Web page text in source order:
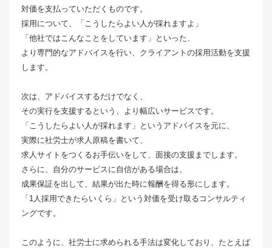
対価を支払っていただくものです。
採用について、「こうしたらよい人が採れますよ」
「他社ではこんなことをしています」といった、
より専門的なアドバイスを行い、クライアントの採用活動を支援
します。
次は、アドバイスするだけでなく、
その実行を支援するという、より幅広いサービスです。
「こうしたらよい人が採れます」というアドバイスを元に、
実際に社労士が求人原稿を書いて、
求人サイトをつくるお手伝いをして、面接の支援までします。
さらに、自分のサービスに自信がある場合は、
成果保証を出して、結果が出た時に報酬を得る形にします。
「1人採用できたらいくら」という対価を受け取るコンサルティ
ングです。
このように、社労士に求められる手法は変化しており、たとえば